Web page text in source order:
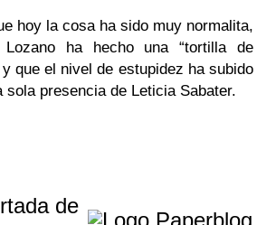
hoy la cosa ha sido muy normalita,
ha hecho una “tortilla de
que el nivel de estupidez ha subido
sola presencia de Leticia Sabater.
de